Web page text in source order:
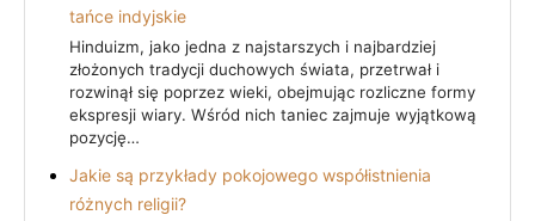
tańce indyjskie
Hinduizm, jako jedna z najstarszych i najbardziej
złożonych tradycji duchowych świata, przetrwał i
rozwinął się poprzez wieki, obejmując rozliczne formy
ekspresji wiary. Wśród nich taniec zajmuje wyjątkową
pozycję…
Jakie są przykłady pokojowego współistnienia
różnych religii?